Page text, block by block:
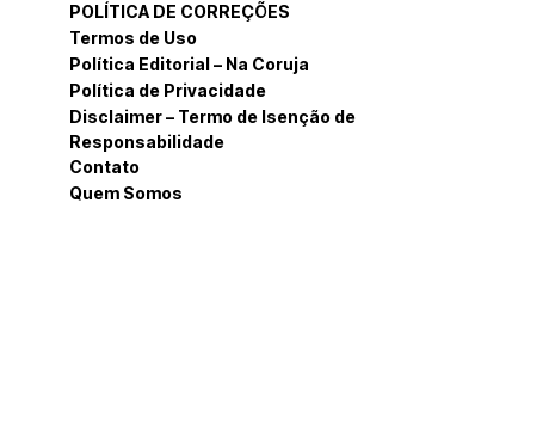
POLÍTICA DE CORREÇÕES
Termos de Uso
Política Editorial – Na Coruja
Política de Privacidade
Disclaimer – Termo de Isenção de
Responsabilidade
Contato
Quem Somos